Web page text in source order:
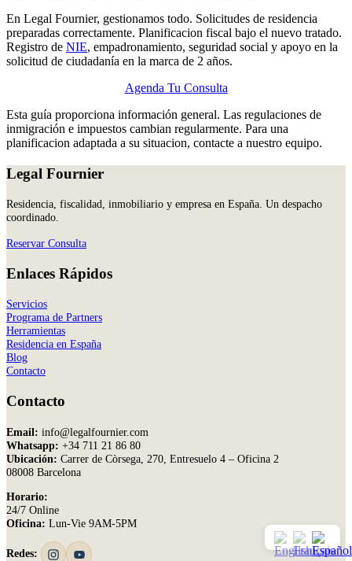
En Legal Fournier, gestionamos todo. Solicitudes de residencia
preparadas correctamente. Planificacion fiscal bajo el nuevo tratado.
Registro de NIE, empadronamiento, seguridad social y apoyo en la
solicitud de ciudadanía en la marca de 2 años.
Agenda Tu Consulta
Esta guía proporciona información general. Las regulaciones de
inmigración e impuestos cambian regularmente. Para una
planificacion adaptada a su situacion, contacte a nuestro equipo.
Legal Fournier
Residencia, fiscalidad, inmobiliario y empresa en España. Un despacho
coordinado.
Reservar Consulta
Enlaces Rápidos
Servicios
Programa de Partners
Herramientas
Residencia en España
Blog
Contacto
Contacto
Email: info@legalfournier.com
Whatsapp: +34 711 21 86 80
Ubicación: Carrer de Còrsega, 270, Entresuelo 4 – Oficina 2
08008 Barcelona
Horario:
24/7 Online
Oficina: Lun-Vie 9AM-5PM
Redes: